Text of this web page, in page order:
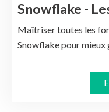
Snowflake -
Maîtriser toutes les
Snowflake pour mieux